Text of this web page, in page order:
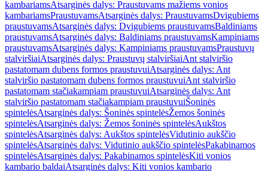
kambariamsAtsarginės dalys: Praustuvams mažiems vonios
kambariamsPraustuvamsAtsarginės dalys: PraustuvamsDvigubiems
praustuvamsAtsarginės dalys: Dvigubiems praustuvamsBaldiniams
praustuvamsAtsarginės dalys: Baldiniams praustuvamsKampiniams
praustuvamsAtsarginės dalys: Kampiniams praustuvamsPraustuvų
stalviršiaiAtsarginės dalys: Praustuvų stalviršiaiAnt stalviršio
pastatomam dubens formos praustuvuiAtsarginės dalys: Ant
stalviršio pastatomam dubens formos praustuvuiAnt stalviršio
pastatomam stačiakampiam praustuvuiAtsarginės dalys: Ant
stalviršio pastatomam stačiakampiam praustuvuiŠoninės
spintelėsAtsarginės dalys: Šoninės spintelėsŽemos šoninės
spintelėsAtsarginės dalys: Žemos šoninės spintelėsAukštos
spintelėsAtsarginės dalys: Aukštos spintelėsVidutinio aukščio
spintelėsAtsarginės dalys: Vidutinio aukščio spintelėsPakabinamos
spintelėsAtsarginės dalys: Pakabinamos spintelėsKiti vonios
kambario baldaiAtsarginės dalys: Kiti vonios kambario